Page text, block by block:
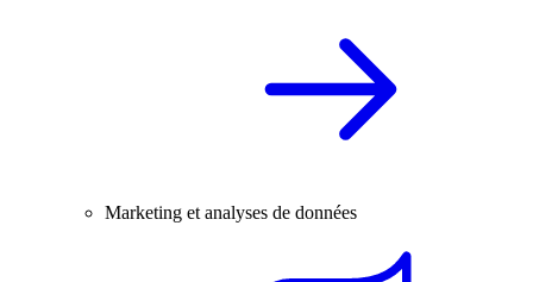
Marketing et analyses de données